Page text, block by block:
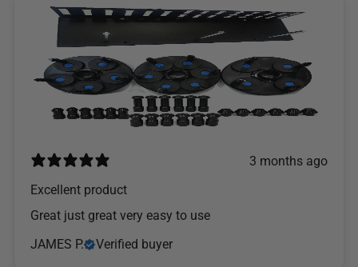
3 months ago
Excellent product
Great just great very easy to use
JAMES P.
Verified buyer